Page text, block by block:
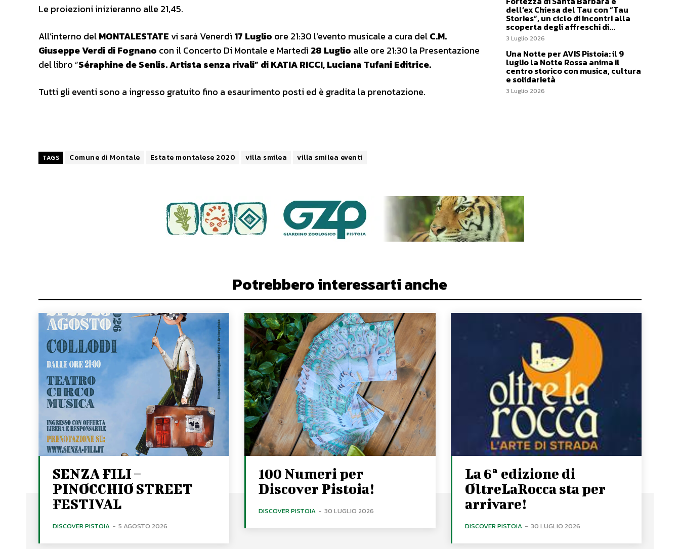
Le proiezioni inizieranno alle 21,45.
All’interno delMONTALESTATE vi sarà Venerdì 17 Luglio ore 21:30 l’evento musicale a cura delC.M.
Giuseppe Verdi di Fognano con il Concerto Di Montale e Martedì 28 Luglio alle ore 21:30 la Presentazione
del libro ”Séraphine de Senlis. Artista senza rivali” di KATIA RICCI, Luciana Tufani Editrice.
Tutti gli eventi sono a ingresso gratuito fino a esaurimento posti ed è gradita la prenotazione.
TAGS Comune di Montale Estate montalese 2020 villa smilea villa smilea eventi
dell’ex Chiesa del Tau con “Tau
Stories”, un ciclo di incontri alla
scoperta degli affreschi di...
3 Luglio 2026
Una Notte per AVIS Pistoia: il 9
luglio la Notte Rossa anima il
centro storico con musica, cultura
e solidarietà
3 Luglio 2026
Potrebbero interessarti anche
SENZA FILI –
PINOCCHIO STREET
FESTIVAL
DISCOVER PISTOIA - 5 AGOSTO 2026
100 Numeri per
Discover Pistoia!
DISCOVER PISTOIA - 30 LUGLIO 2026
La 6ª edizione di
OltreLaRocca sta per
arrivare!
DISCOVER PISTOIA - 30 LUGLIO 2026